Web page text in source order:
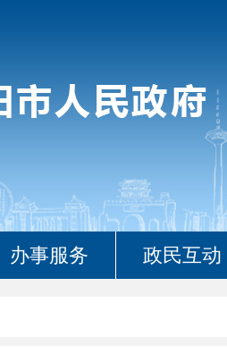
办事服务 政民互动